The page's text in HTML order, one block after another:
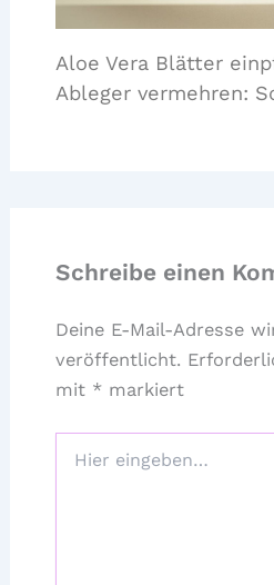
Aloe Vera Blätter
Ableger vermehren:
Schreibe einen
Deine E-Mail-Adresse
veröffentlicht.
mit *markiert
eingeben…